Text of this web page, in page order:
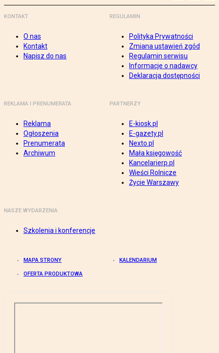
KONTAKT
O nas
Kontakt
Napisz do nas
REGULAMIN
Polityka Prywatności
Zmiana ustawień zgód
Regulamin serwisu
Informacje o nadawcy
Deklaracja dostępności
REKLAMA I PRENUMERATA
Reklama
Ogłoszenia
Prenumerata
Archiwum
PARTNERZY
E-kiosk.pl
E-gazety.pl
Nexto.pl
Mała księgowość
Kancelarierp.pl
Wieści Rolnicze
Życie Warszawy
NASZE WYDARZENIA
Szkolenia i konferencje
MAPA STRONY KALENDARIUM
OFERTA PRODUKTOWA